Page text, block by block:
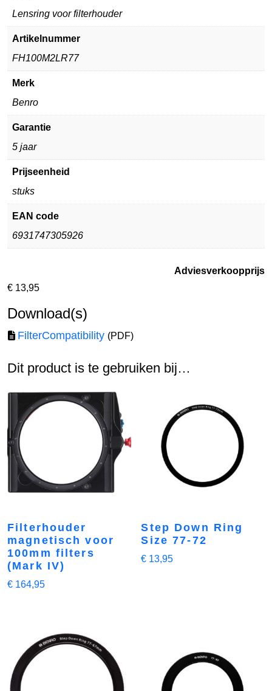
Lensring voor filterhouder
Artikelnummer
FH100M2LR77
Merk
Benro
Garantie
5 jaar
Prijseenheid
stuks
EAN code
6931747305926
Adviesverkoopprijs
€ 13,95
Download(s)
FilterCompatibility (PDF)
Dit product is te gebruiken bij…
Filterhouder
magnetisch voor
100mm filters
(Mark IV)
€ 164,95
Step Down Ring
Size 77-72
€ 13,95